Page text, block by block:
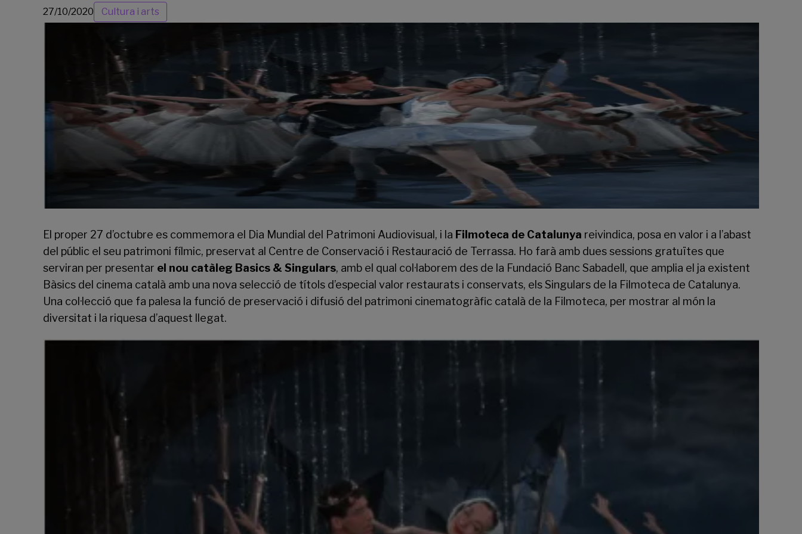
27/10/2020 Cultura i arts
El proper 27 d’octubre es commemora el Dia Mundial del Patrimoni Audiovisual, i la Filmoteca de Catalunya reivindica, posa en valor i a l’abast
del públic el seu patrimoni fílmic, preservat al Centre de Conservació i Restauració de Terrassa. Ho farà amb dues sessions gratuïtes que
serviran per presentar el nou catàleg Basics & Singulars, amb el qual col·laborem des de la Fundació Banc Sabadell, que amplia el ja existent
Bàsics del cinema català amb una nova selecció de títols d’especial valor restaurats i conservats, els Singulars de la Filmoteca de Catalunya.
Una col·lecció que fa palesa la funció de preservació i difusió del patrimoni cinematogràfic català de la Filmoteca, per mostrar al món la
diversitat i la riquesa d’aquest llegat.